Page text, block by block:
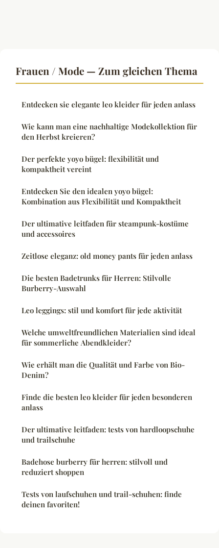
Frauen / Mode — Zum gleichen Thema
Entdecken sie elegante leo kleider für jeden anlass
Wie kann man eine nachhaltige Modekollektion für
den Herbst kreieren?
Der perfekte yoyo bügel: flexibilität und
kompaktheit vereint
Entdecken Sie den idealen yoyo bügel:
Kombination aus Flexibilität und Kompaktheit
Der ultimative leitfaden für steampunk-kostüme
und accessoires
Zeitlose eleganz: old money pants für jeden anlass
Die besten Badetrunks für Herren: Stilvolle
Burberry-Auswahl
Leo leggings: stil und komfort für jede aktivität
Welche umweltfreundlichen Materialien sind ideal
für sommerliche Abendkleider?
Wie erhält man die Qualität und Farbe von Bio-
Denim?
Finde die besten leo kleider für jeden besonderen
anlass
Der ultimative leitfaden: tests von hardloopschuhe
und trailschuhe
Badehose burberry für herren: stilvoll und
reduziert shoppen
Tests von laufschuhen und trail-schuhen: finde
deinen favoriten!